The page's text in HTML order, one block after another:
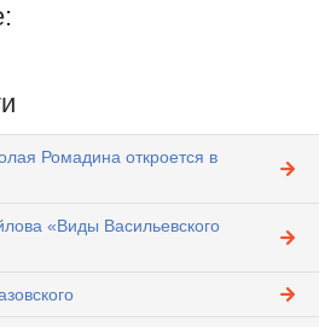
Ромадина откроется в
«Виды Васильевского